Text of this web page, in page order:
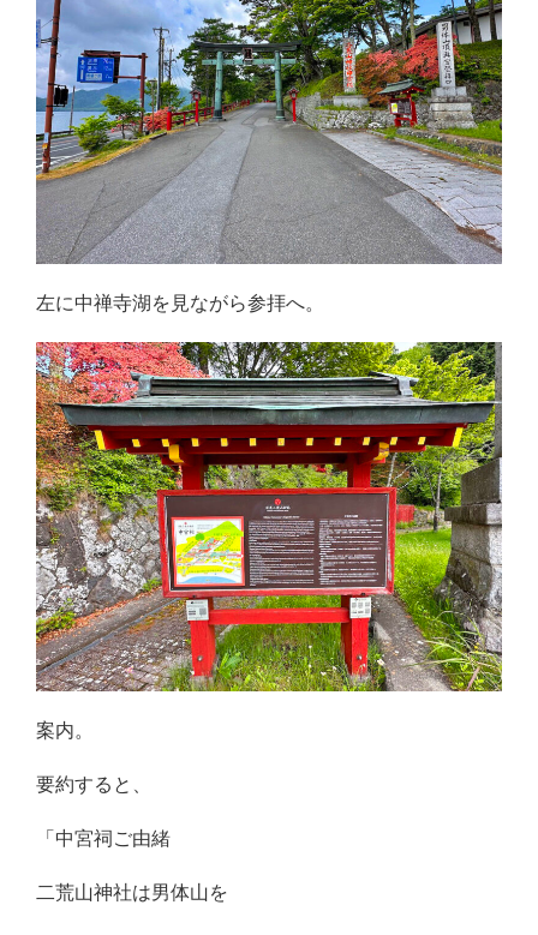
左に中禅寺湖を見ながら参拝へ。
案内。
要約すると、
「中宮祠ご由緒
二荒山神社は男体山を